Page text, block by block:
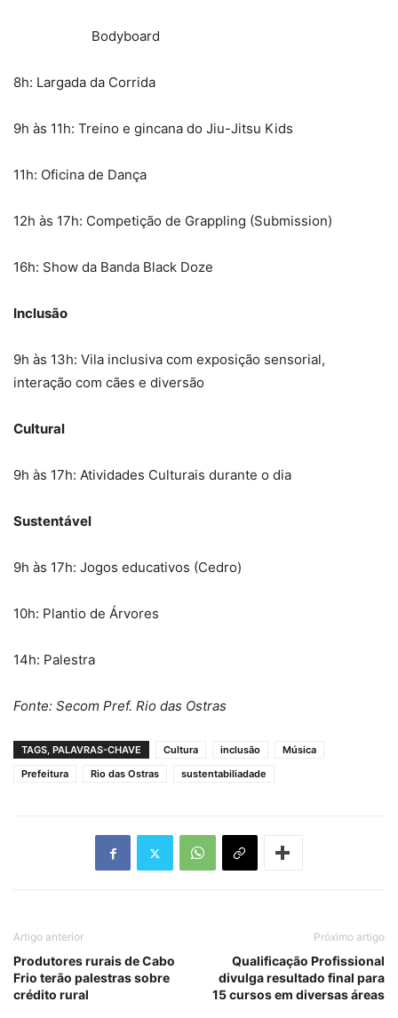
Bodyboard
8h: Largada da Corrida
9h às 11h: Treino e gincana do Jiu-Jitsu Kids
11h: Oficina de Dança
12h às 17h: Competição de Grappling (Submission)
16h: Show da Banda Black Doze
Inclusão
9h às 13h: Vila inclusiva com exposição sensorial,
interação com cães e diversão
Cultural
9h às 17h: Atividades Culturais durante o dia
Sustentável
9h às 17h: Jogos educativos (Cedro)
10h: Plantio de Árvores
14h: Palestra
Fonte: Secom Pref. Rio das Ostras
TAGS, PALAVRAS-CHAVE Cultura inclusão
Música
Prefeitura
Rio das Ostras sustentabiliadade
Artigo anterior
Produtores rurais de Cabo
Frio terão palestras sobre
crédito rural
Próximo artigo
Qualificação Profissional
divulga resultado final para
15 cursos em diversas áreas